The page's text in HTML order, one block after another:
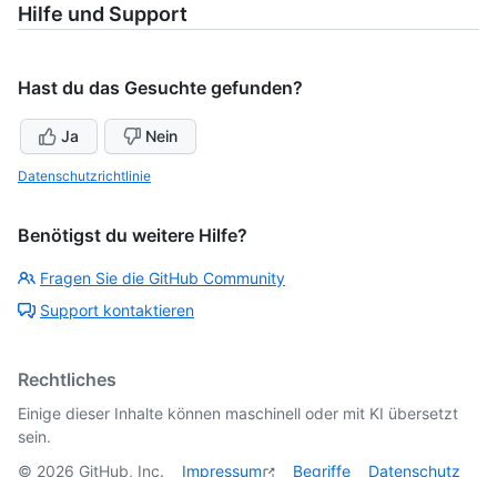
Hilfe und Support
Hast du das Gesuchte gefunden?
Ja Nein
Datenschutzrichtlinie
Benötigst du weitere Hilfe?
Fragen Sie die GitHub Community
Support kontaktieren
Rechtliches
Einige dieser Inhalte können maschinell oder mit KI übersetzt
sein.
© 2026 GitHub, Inc. Impressum Begriffe Datenschutz